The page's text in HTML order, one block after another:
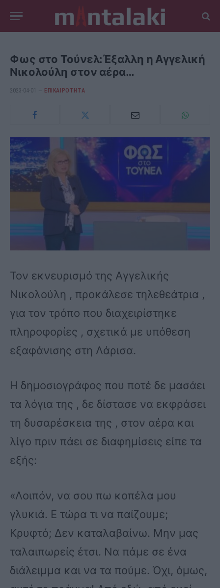
Φως στο Τούνελ:Έξαλλη η Αγγελική
Νικολούλη στον αέρα…
2023-04-01 ΕΠΙΚΑΙΡΟΤΗΤΑ
Τον εκνευρισμό της Αγγελικής
Νικολούλη , προκάλεσε τηλεθεάτρια ,
για τον τρόπο που διαχειρίστηκε
πληροφορίες , σχετικά με υπόθεση
εξαφάνισης στη Λάρισα.
Η δημοσιογράφος που ποτέ δε μασάει
τα λόγια της , δε δίστασε να εκφράσει
τη δυσαρέσκεια της , στον αέρα και
λίγο πριν πάει σε διαφημίσεις είπε τα
εξής:
«Λοιπόν, να σου πω κοπέλα μου
γλυκιά. Ε τώρα τι να παίζουμε;
Κρυφτό; Δεν καταλαβαίνω. Μην μας
ταλαιπωρείς έτσι. Να πάμε σε ένα
διάλειμμα και να τα πούμε. Όχι, όμως,